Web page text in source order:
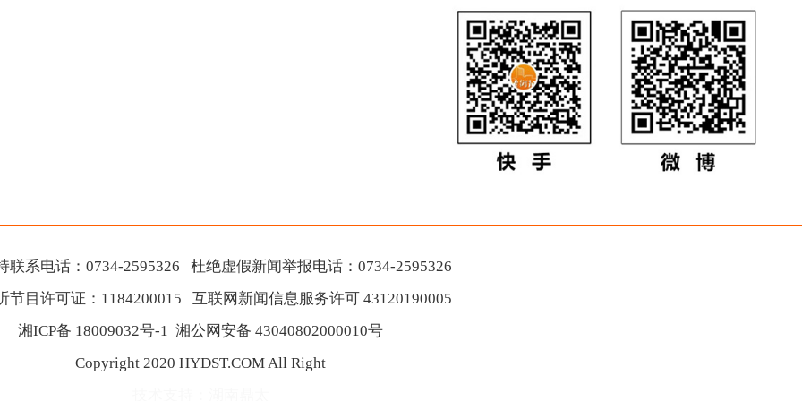
联系电话：0734-2595326
杜绝虚假新闻举报电话：0734-2595326
节目许可证：1184200015 互联网新闻信息服务许可 43120190005
湘ICP备 18009032号-1 湘公网安备 43040802000010号
Copyright 2020 HYDST.COM All Right